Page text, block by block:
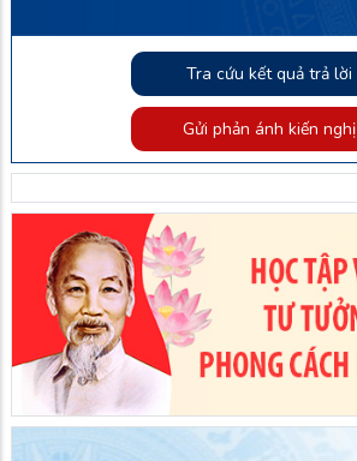
Tra cứu kết quả trả lời
Gửi phản ánh kiến nghị